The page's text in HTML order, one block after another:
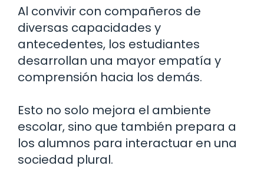
Al convivir con compañeros de
diversas capacidades y
antecedentes, los estudiantes
desarrollan una mayor empatía y
comprensión hacia los demás.
Esto no solo mejora el ambiente
escolar, sino que también prepara a
los alumnos para interactuar en una
sociedad plural.